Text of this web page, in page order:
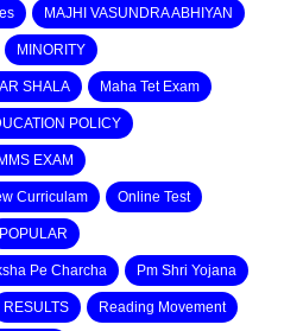
MAJHI VASUNDRA ABHIYAN
MINORITY
SHALA Maha Tet Exam
POLICY
EXAM
Curriculam Online Test
POPULAR
Pe Charcha Pm Shri Yojana
RESULTS Reading Movement